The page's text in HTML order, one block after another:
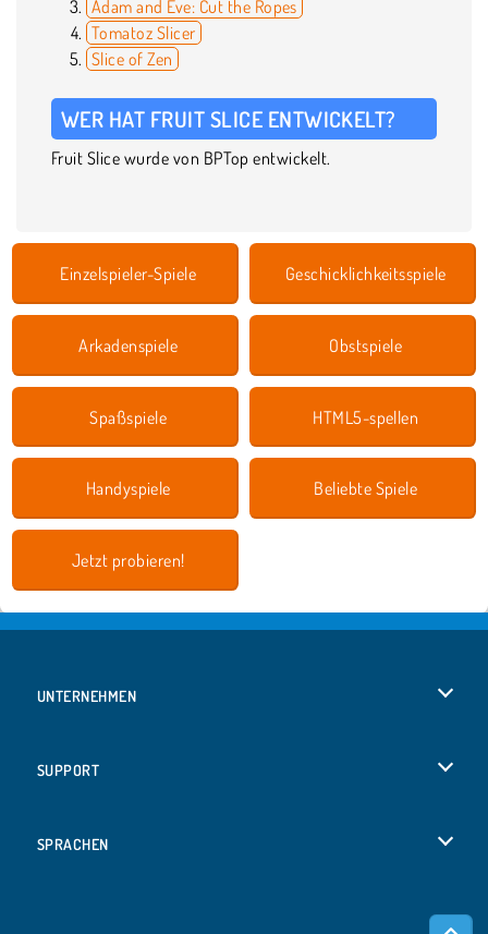
Adam and Eve: Cut the Ropes
Tomatoz Slicer
Slice of Zen
WER HAT FRUIT SLICE ENTWICKELT?
Fruit Slice wurde von BPTop entwickelt.
Einzelspieler-Spiele Geschicklichkeitsspiele
Arkadenspiele Obstspiele
Spaßspiele HTML5-spellen
Handyspiele Beliebte Spiele
Jetzt probieren!
UNTERNEHMEN
SUPPORT
SPRACHEN